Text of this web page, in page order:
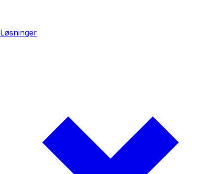
Løsninger